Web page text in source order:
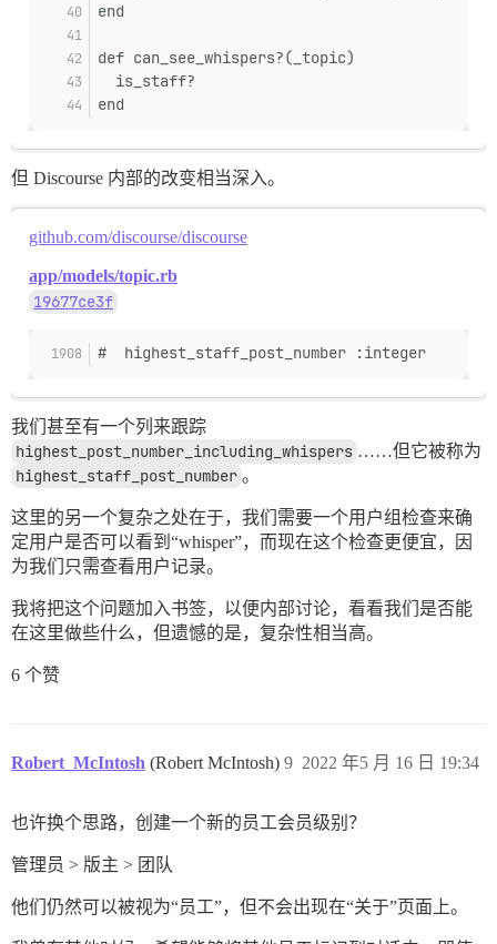
end
def can_see_whispers?(_topic)
  is_staff?
end
但 Discourse 内部的改变相当深入。
github.com/discourse/discourse
app/models/topic.rb
19677ce3f
#  highest_staff_post_number :integer
我们甚至有一个列来跟踪
highest_post_number_including_whispers ……但它被称为
highest_staff_post_number 。
这里的另一个复杂之处在于，我们需要一个用户组检查来确
定用户是否可以看到“whisper”，而现在这个检查更便宜，因
为我们只需查看用户记录。
我将把这个问题加入书签，以便内部讨论，看看我们是否能
在这里做些什么，但遗憾的是，复杂性相当高。
6 个赞
Robert_McIntosh (Robert McIntosh) 2022 年5 月 16 日 19:34
9
也许换个思路，创建一个新的员工会员级别？
管理员 > 版主 > 团队
他们仍然可以被视为“员工”，但不会出现在“关于”页面上。